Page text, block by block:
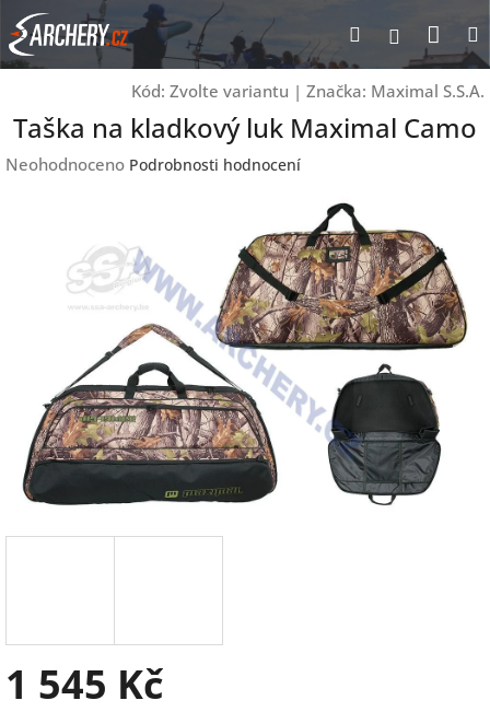
Přejít
na
obsah
Hledat
Kód: Zvolte variantu | Značka: Maximal S.S.A.
Taška na kladkový luk Maximal Camo
Průměrné
Neohodnoceno Podrobnosti hodnocení
1 545 Kč